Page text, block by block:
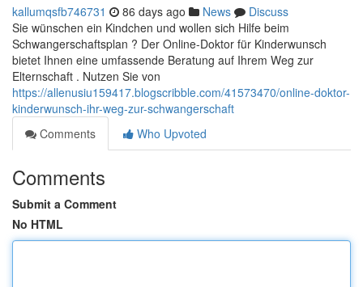
kallumqsfb746731 86 days ago News
Discuss
Sie wünschen ein Kindchen und wollen sich Hilfe beim
Schwangerschaftsplan ? Der Online-Doktor für Kinderwunsch
bietet Ihnen eine umfassende Beratung auf Ihrem Weg zur
Elternschaft . Nutzen Sie von
https://allenusiu159417.blogscribble.com/41573470/online-doktor-
kinderwunsch-ihr-weg-zur-schwangerschaft
Comments
Who Upvoted
Comments
Submit a Comment
No HTML